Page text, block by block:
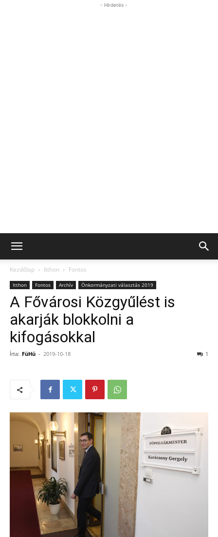
- Hirdetés -
Kezdőlap Itthon Fontos
Itthon Fontos Archív Önkormányzati választás 2019
A Fővárosi Közgyűlést is
akarják blokkolni a
kifogásokkal
Írta: FüHü - 2019-10-18 1